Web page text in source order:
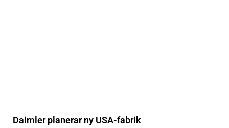
Daimler planerar ny USA-fabrik